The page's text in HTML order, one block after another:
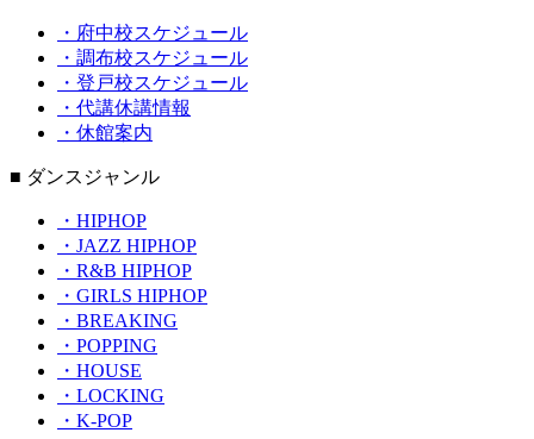
・府中校スケジュール
・調布校スケジュール
・登戸校スケジュール
・代講休講情報
・休館案内
■ ダンスジャンル
・HIPHOP
・JAZZ HIPHOP
・R&B HIPHOP
・GIRLS HIPHOP
・BREAKING
・POPPING
・HOUSE
・LOCKING
・K-POP